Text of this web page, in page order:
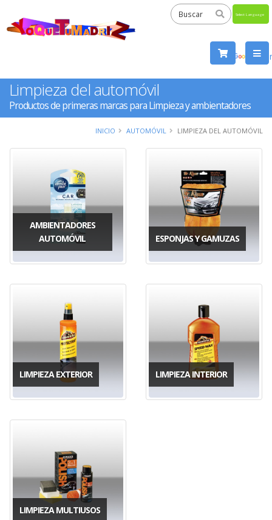
by
Limpieza del automóvil
Productos de primeras marcas para Limpieza y ambientadores
INICIO AUTOMÓVIL LIMPIEZA DEL AUTOMÓVIL
AMBIENTADORES
AUTOMÓVIL
ESPONJAS Y GAMUZAS
LIMPIEZA EXTERIOR LIMPIEZA INTERIOR
LIMPIEZA MULTIUSOS